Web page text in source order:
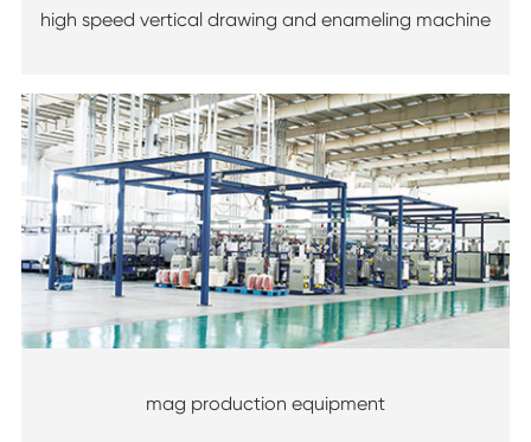
high speed vertical drawing and enameling machine
mag production equipment